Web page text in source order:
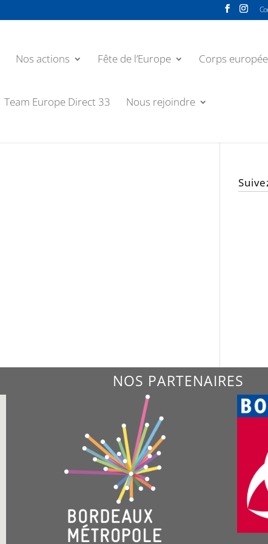
Nos actions Fête de l’Europe Corps
Team Europe Direct 33 Nous rejoindre
NOS PARTENAIRES